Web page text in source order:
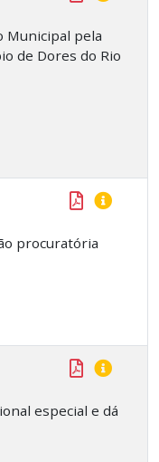
Municipal pela
de Dores do Rio
procuratória
especial e dá